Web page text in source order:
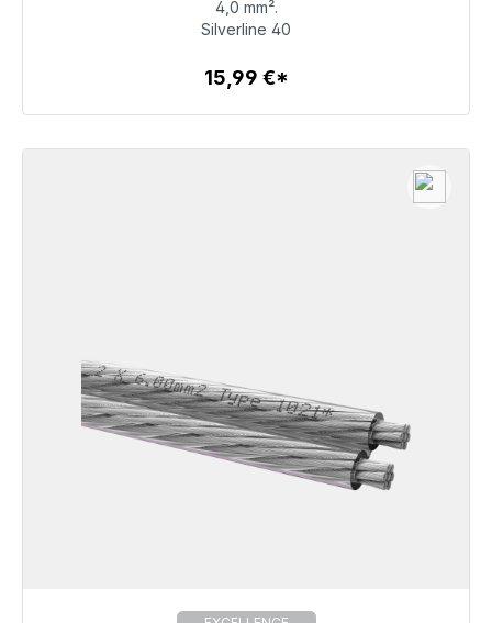
15,99 €
Détails
4,0 mm².
Silverline 40
15,99 €*